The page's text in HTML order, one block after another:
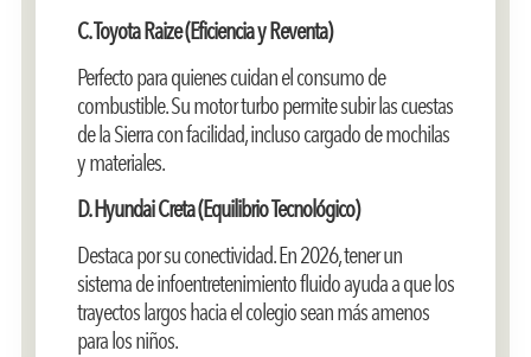
C. Toyota Raize (Eficiencia y Reventa)
Perfecto para quienes cuidan el consumo de
combustible. Su motor turbo permite subir las cuestas
de la Sierra con facilidad, incluso cargado de mochilas
y materiales.
D. Hyundai Creta (Equilibrio Tecnológico)
Destaca por su conectividad. En 2026, tener un
sistema de infoentretenimiento fluido ayuda a que los
trayectos largos hacia el colegio sean más amenos
para los niños.